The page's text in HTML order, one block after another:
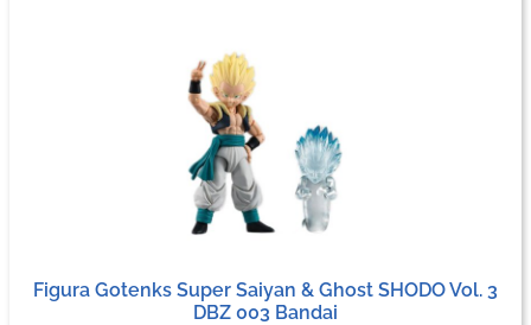
Figura Gotenks Super Saiyan & Ghost SHODO Vol. 3
DBZ 003 Bandai